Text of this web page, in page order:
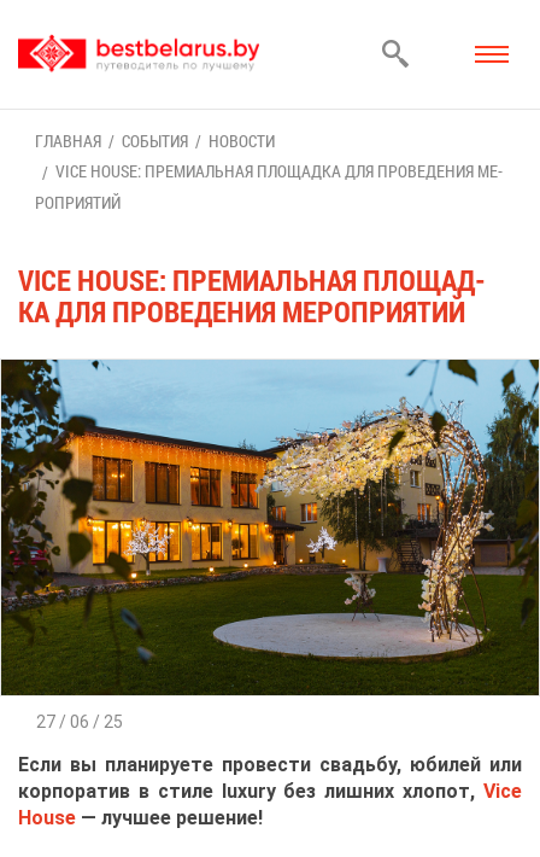
ГЛАВ­НАЯ СО­БЫ­ТИЯ
НО­ВО­СТИ
VICE HOUSE: ПРЕ­МИ­АЛЬ­НАЯ ПЛО­ЩАД­КА ДЛЯ ПРО­ВЕ­ДЕ­НИЯ МЕ­
РО­ПРИ­Я­ТИЙ
VICE HOUSE: ПРЕ­МИ­АЛЬ­НАЯ ПЛО­ЩАД­
КА ДЛЯ ПРО­ВЕ­ДЕ­НИЯ МЕ­РО­ПРИ­Я­ТИЙ
27 / 06 / 25
Ес­ли вы пла­ни­ру­е­те про­ве­сти сва­дьбу, юби­лей или
кор­по­ра­тив в сти­ле luxury без лиш­них хло­пот, Vice
House — луч­шее ре­ше­ние!